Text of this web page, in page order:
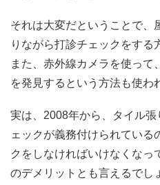
それは大変だということで、
りながら打診チェックをする
また、赤外線カメラを使って
を発見するという方法も使わ
実は、2008年から、タイル
ェックが義務付けられている
クをしなければいけなくなっ
のデメリットとも言えるでし